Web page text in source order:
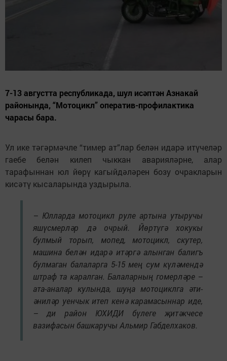
7-13 августта республикада, шул исәптән Азнакай
районында, “Мотоцикл” оператив-профилактика
чарасы бара.
Ул ике тәгәрмәчле “тимер ат”лар белән идарә итүчеләр
гаебе белән килеп чыккан аварияләрне, алар
тарафыннан юл йөрү кагыйдәләрен бозу очракларын
кисәтү кысаларында уздырыла.
– Юлларда мотоцикл руле артына утыручы
яшүсмерләр дә очрый. Йөртүгә хокукы
булмый торып, мопед, мотоцикл, скутер,
машина белән идарә итәргә алынган балигъ
булмаган балаларга 5-15 мең сум күләмендә
штраф та каралган. Балаларның гомерләре –
ата-аналар кулында, шуңа мотоциклга әти-
әниләр уенчык итеп кенә карамасыннар иде,
– ди район ЮХИДИ бүлеге җитәкчесе
вазифасын башкаручы Альмир Габделхаков.